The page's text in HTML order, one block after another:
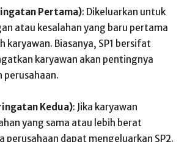
Pertama): Dikeluarkan untuk
atau kesalahan yang baru pertama
karyawan. Biasanya, SP1 bersifat
karyawan akan pentingnya
Kedua): Jika karyawan
yang sama atau lebih berat
perusahaan dapat mengeluarkan SP2.